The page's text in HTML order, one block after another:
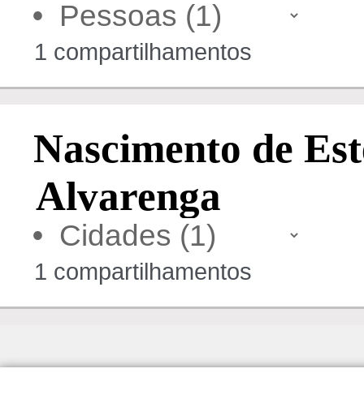
•
1 compartilhamentos
Nascimento de
Alvarenga
•
1 compartilhamentos